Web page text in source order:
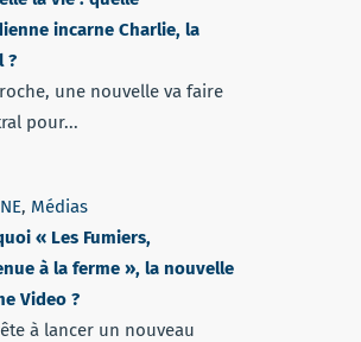
incarne Charlie, la
?
une nouvelle va faire
pour...
, Médias
« Les Fumiers,
à la ferme », la nouvelle
Video ?
à lancer un nouveau